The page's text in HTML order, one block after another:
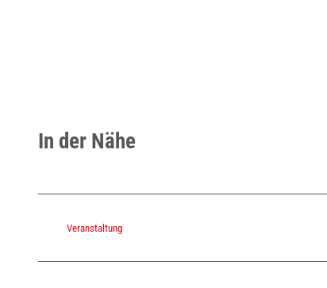
In der Nähe
Veranstaltung